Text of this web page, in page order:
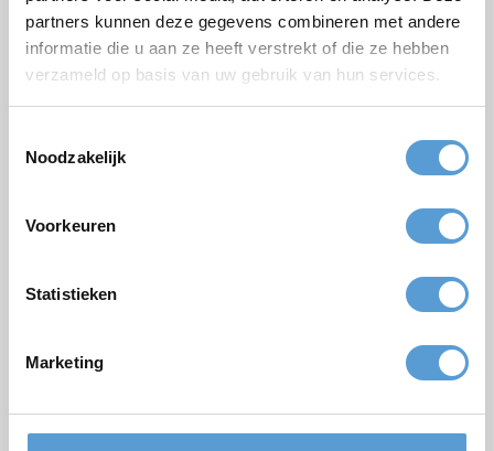
partners kunnen deze gegevens combineren met andere
informatie die u aan ze heeft verstrekt of die ze hebben
verzameld op basis van uw gebruik van hun services.
Noodzakelijk
Voorkeuren
Statistieken
Marketing
Firmen/Gruppenname
Gelegenheit
Nachname
Budget
Optionen/Ergänzungen
Termin
Getränkearrangement